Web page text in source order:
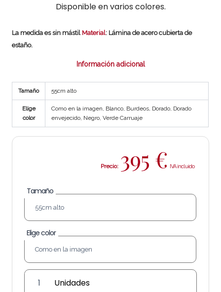
Disponible en varios colores.
La medida es sin mástil Material: Lámina de acero cubierta de
estaño.
Información adicional
Tamaño 55cm alto
Elige
color
Como en la imagen, Blanco, Burdeos, Dorado, Dorado
envejecido, Negro, Verde Carruaje
Precio: 395 €
Tamaño
Elige color
Farol